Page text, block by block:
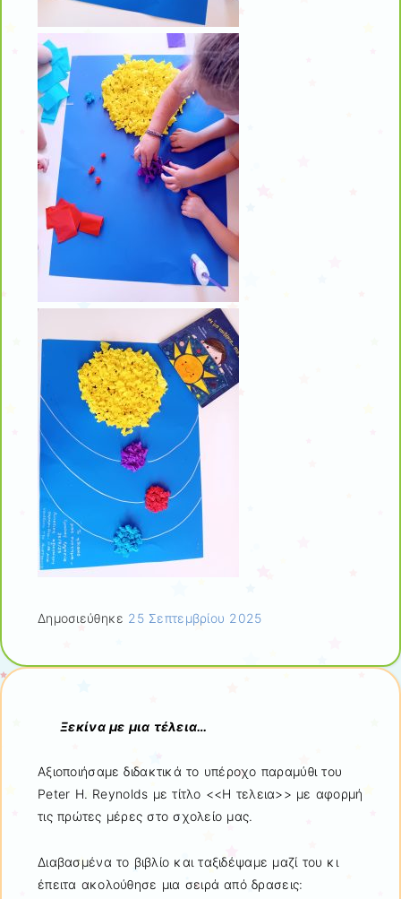
Δημοσιεύθηκε 25 Σεπτεμβρίου 2025
Ξεκίνα με μια τέλεια…
Αξιοποιήσαμε διδακτικά το υπέροχο παραμύθι του
Peter H. Reynolds με τίτλο <<Η τελεια>> με αφορμή
τις πρώτες μέρες στο σχολείο μας.
Διαβασμένα το βιβλίο και ταξιδέψαμε μαζί του κι
έπειτα ακολούθησε μια σειρά από δρασεις: